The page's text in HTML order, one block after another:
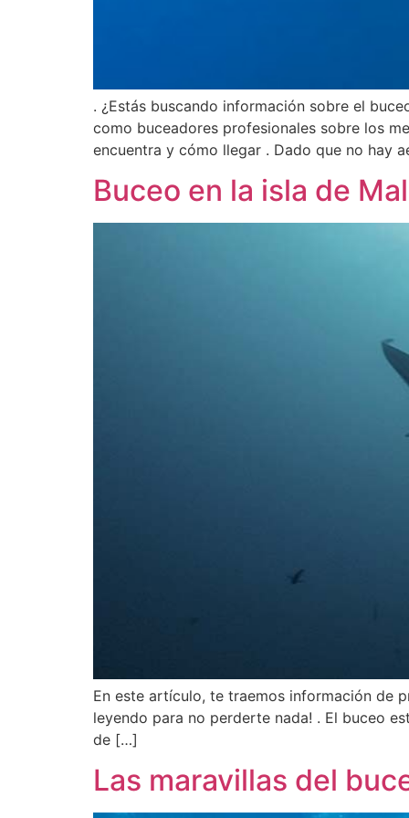
. ¿Estás buscando información sobre el
como buceadores profesionales sobre los
encuentra y cómo llegar . Dado que no hay
Buceo en la isla de
En este artículo, te traemos información de
leyendo para no perderte nada! . El buceo
de […]
Las maravillas del